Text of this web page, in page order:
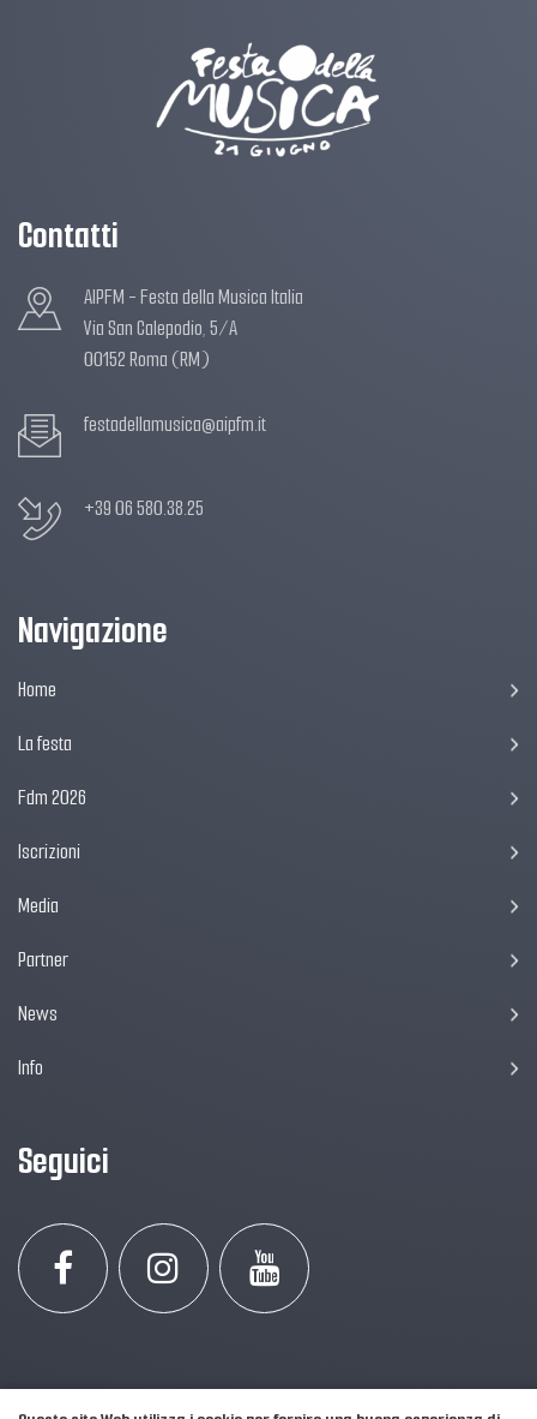
Contatti
AIPFM - Festa della Musica Italia
Via San Calepodio, 5/A
00152 Roma (RM)
festadellamusica@aipfm.it
+39 06 580.38.25
Navigazione
Home
La festa
Fdm 2026
Iscrizioni
Media
Partner
News
Info
Seguici